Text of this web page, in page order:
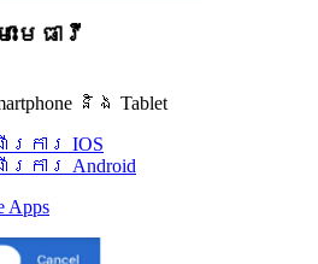
េធាវី
និង Tablet
ការ IOS
ារ Android
Apps